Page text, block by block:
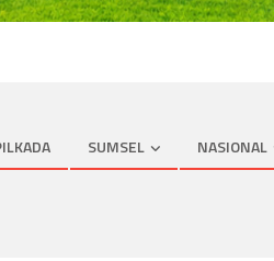
SUMSEL NASIONAL